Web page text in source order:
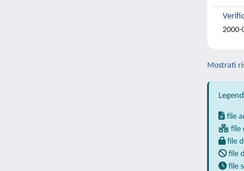
2000-
Mostrati
file
file
file
file
file